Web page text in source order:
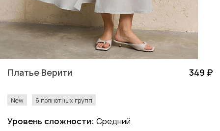
Платье Верити 349 ₽
New 6 полнотных групп
Уровень сложности: Средний